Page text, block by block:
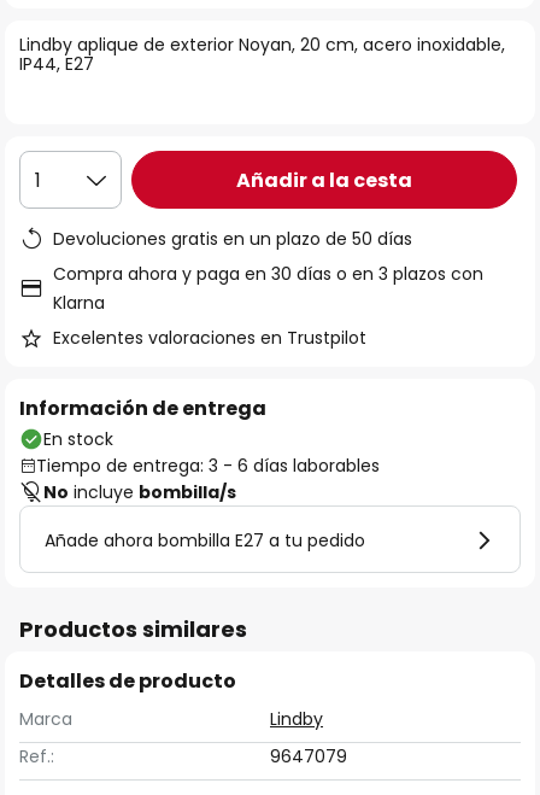
galería
de
Lindby aplique de exterior Noyan, 20 cm, acero inoxidable,
IP44, E27
1 Añadir a la cesta
Devoluciones gratis en un plazo de 50 días
Compra ahora y paga en 30 días o en 3 plazos con
Klarna
Excelentes valoraciones en Trustpilot
Información de entrega
En stock
Tiempo de entrega: 3 - 6 días laborables
No incluye bombilla/s
Añade ahora bombilla E27 a tu pedido
Productos similares
Detalles de producto
Marca
Lindby
Ref.:
9647079